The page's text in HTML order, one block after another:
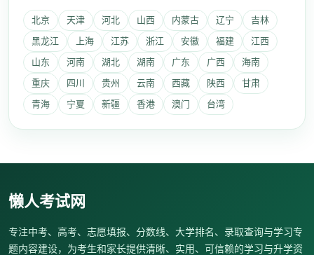
北京 天津 河北 山西 内蒙古 辽宁
吉林
黑龙江
上海 江苏 浙江 安徽 福建
江西
山东
河南 湖北 湖南 广东 广西
海南
重庆
四川 贵州 云南 西藏 陕西
甘肃
青海
宁夏 新疆 香港 澳门 台湾
懒人考试网
专注中考、高考、志愿填报、分数线、大学排名、录取查询与学习专
题内容建设，为考生和家长提供清晰、实用、可信赖的学习与升学资